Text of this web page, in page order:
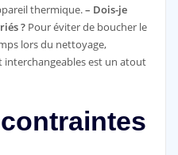
thermique.– Dois-je
?Pour éviter de boucher le
lors du nettoyage,
interchangeables est un atout